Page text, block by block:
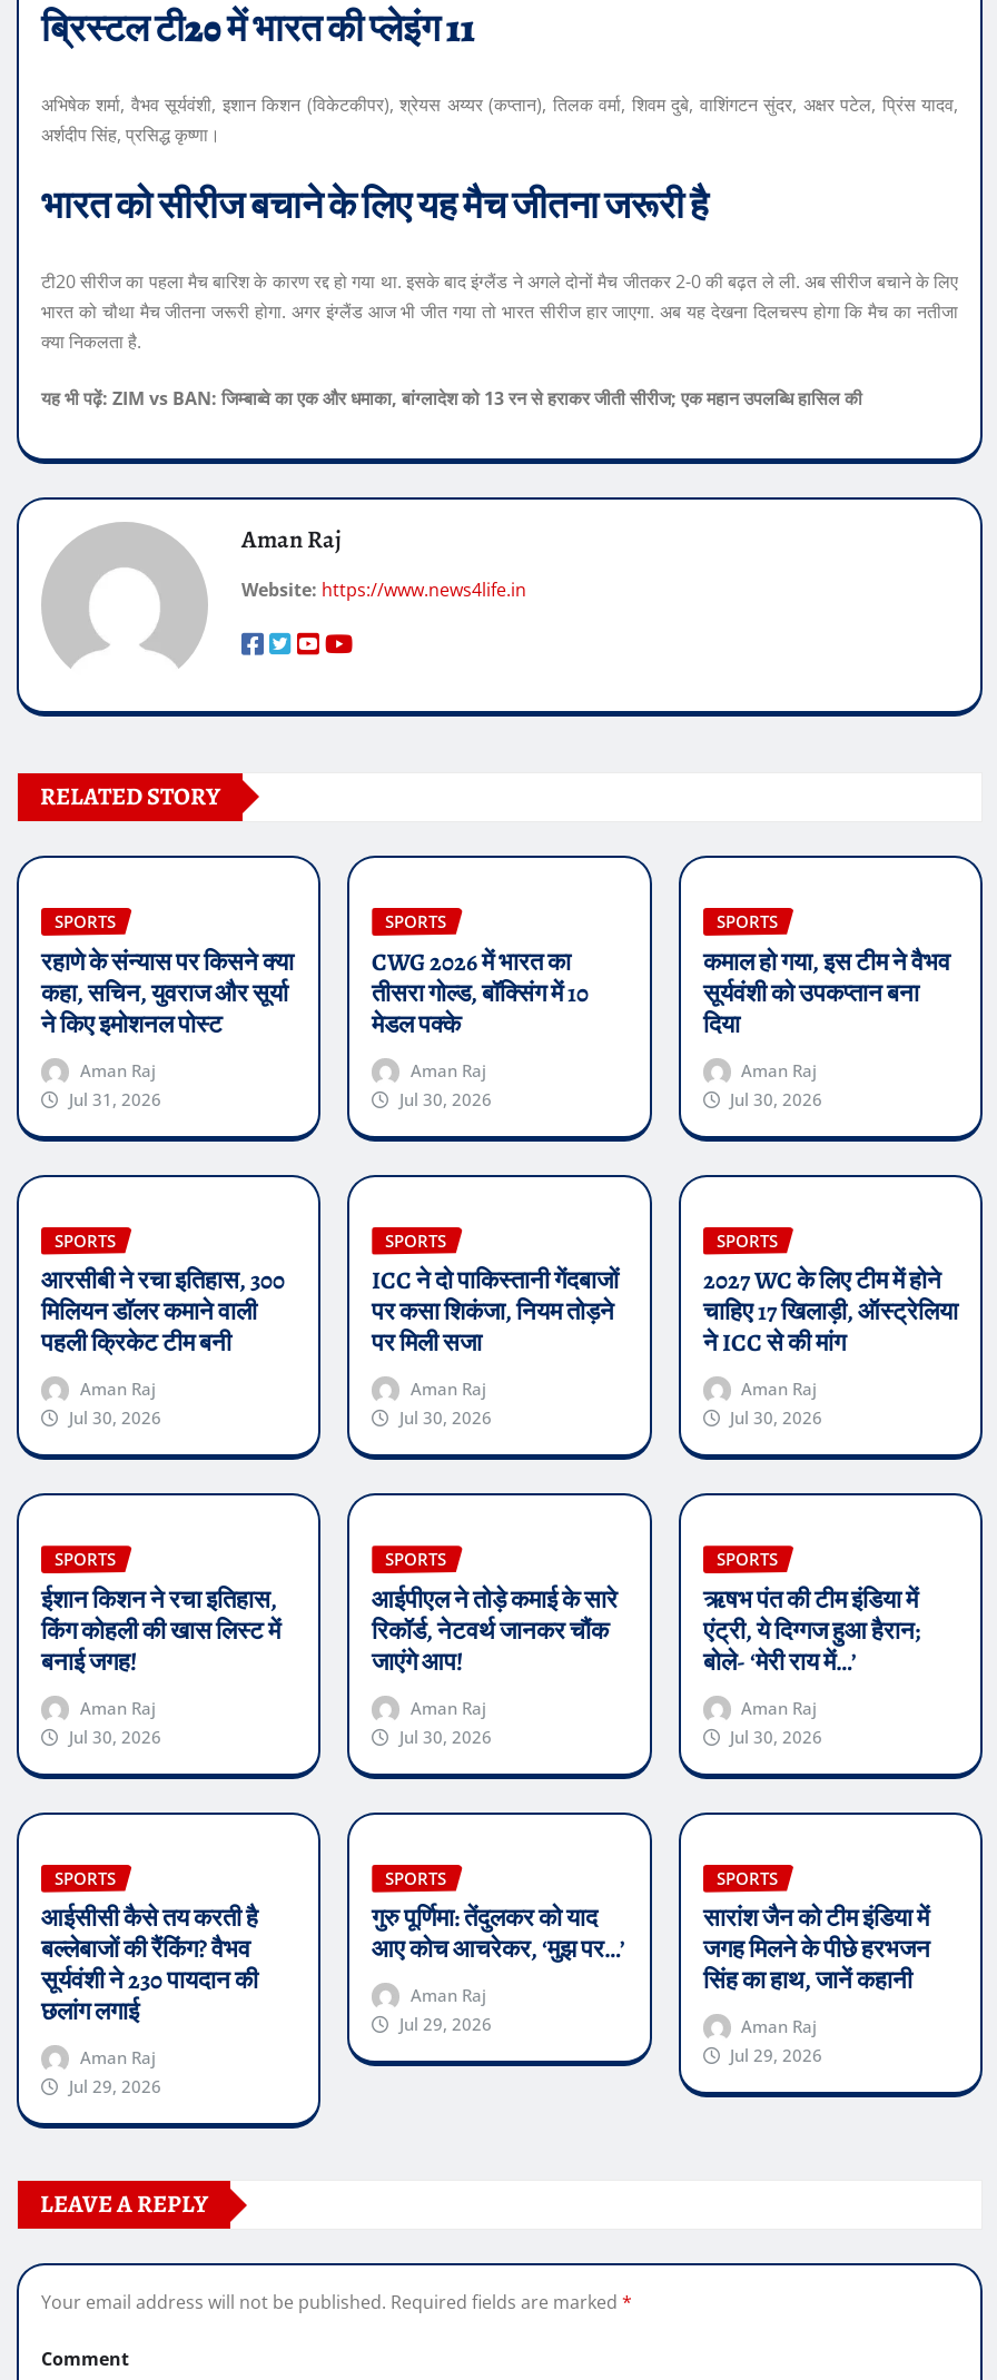
ब्रिस्टल टी20 में भारत की प्लेइंग 11
अभिषेक शर्मा, वैभव सूर्यवंशी, इशान किशन (विकेटकीपर), श्रेयस अय्यर (कप्तान), तिलक वर्मा, शिवम दुबे, वाशिंगटन सुंदर, अक्षर पटेल, प्रिंस यादव,
अर्शदीप सिंह, प्रसिद्ध कृष्णा।
भारत को सीरीज बचाने के लिए यह मैच जीतना जरूरी है
टी20 सीरीज का पहला मैच बारिश के कारण रद्द हो गया था. इसके बाद इंग्लैंड ने अगले दोनों मैच जीतकर 2-0 की बढ़त ले ली. अब सीरीज बचाने के लिए
भारत को चौथा मैच जीतना जरूरी होगा. अगर इंग्लैंड आज भी जीत गया तो भारत सीरीज हार जाएगा. अब यह देखना दिलचस्प होगा कि मैच का नतीजा
क्या निकलता है.
यह भी पढ़ें: ZIM vs BAN: जिम्बाब्वे का एक और धमाका, बांग्लादेश को 13 रन से हराकर जीती सीरीज; एक महान उपलब्धि हासिल की
Aman Raj
Website: https://www.news4life.in
RELATED STORY
SPORTS
रहाणे के संन्यास पर किसने क्या
कहा, सचिन, युवराज और सूर्या
ने किए इमोशनल पोस्ट
Aman Raj
Jul 31, 2026
SPORTS
CWG 2026 में भारत का
तीसरा गोल्ड, बॉक्सिंग में 10
मेडल पक्के
Aman Raj
Jul 30, 2026
SPORTS
कमाल हो गया, इस टीम ने वैभव
सूर्यवंशी को उपकप्तान बना
दिया
Aman Raj
Jul 30, 2026
SPORTS
आरसीबी ने रचा इतिहास, 300
मिलियन डॉलर कमाने वाली
पहली क्रिकेट टीम बनी
Aman Raj
Jul 30, 2026
SPORTS
ICC ने दो पाकिस्तानी गेंदबाजों
पर कसा शिकंजा, नियम तोड़ने
पर मिली सजा
Aman Raj
Jul 30, 2026
SPORTS
2027 WC के लिए टीम में होने
चाहिए 17 खिलाड़ी, ऑस्ट्रेलिया
ने ICC से की मांग
Aman Raj
Jul 30, 2026
SPORTS
ईशान किशन ने रचा इतिहास,
किंग कोहली की खास लिस्ट में
बनाई जगह!
Aman Raj
Jul 30, 2026
SPORTS
आईपीएल ने तोड़े कमाई के सारे
रिकॉर्ड, नेटवर्थ जानकर चौंक
जाएंगे आप!
Aman Raj
Jul 30, 2026
SPORTS
ऋषभ पंत की टीम इंडिया में
एंट्री, ये दिग्गज हुआ हैरान;
बोले- ‘मेरी राय में…’
Aman Raj
Jul 30, 2026
SPORTS
आईसीसी कैसे तय करती है
बल्लेबाजों की रैंकिंग? वैभव
सूर्यवंशी ने 230 पायदान की
छलांग लगाई
Aman Raj
Jul 29, 2026
SPORTS
गुरु पूर्णिमा: तेंदुलकर को याद
आए कोच आचरेकर, ‘मुझ पर…’
Aman Raj
Jul 29, 2026
SPORTS
सारांश जैन को टीम इंडिया में
जगह मिलने के पीछे हरभजन
सिंह का हाथ, जानें कहानी
Aman Raj
Jul 29, 2026
LEAVE A REPLY
Your email address will not be published. Required fields are marked *
Comment